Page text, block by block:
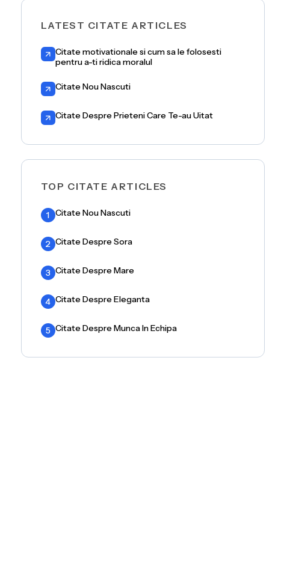
LATEST CITATE ARTICLES
Citate motivationale si cum sa le folosesti
pentru a-ti ridica moralul
Citate Nou Nascuti
Citate Despre Prieteni Care Te-au Uitat
TOP CITATE ARTICLES
1 Citate Nou Nascuti
2 Citate Despre Sora
3 Citate Despre Mare
4 Citate Despre Eleganta
5 Citate Despre Munca In Echipa